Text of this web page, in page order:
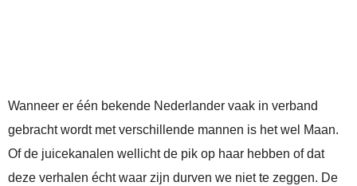
Wanneer er één bekende Nederlander vaak in verband
gebracht wordt met verschillende mannen is het wel Maan.
Of de juicekanalen wellicht de pik op haar hebben of dat
deze verhalen écht waar zijn durven we niet te zeggen. De